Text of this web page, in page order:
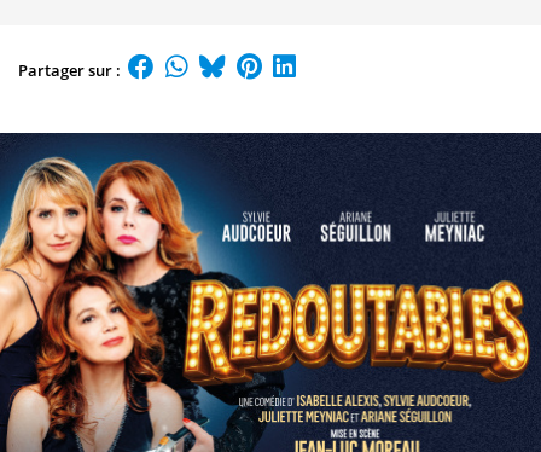
Partager sur :